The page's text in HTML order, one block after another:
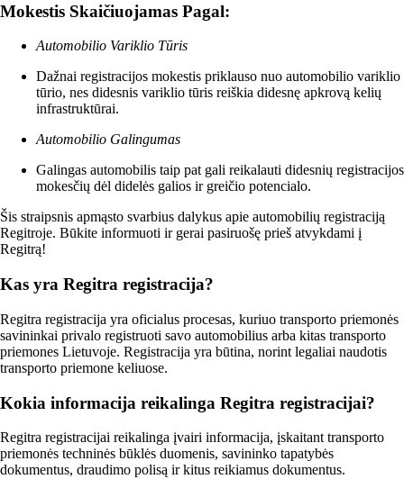
Mokestis Skaičiuojamas Pagal:
Automobilio Variklio Tūris
Dažnai registracijos mokestis priklauso nuo automobilio variklio
tūrio, nes didesnis variklio tūris reiškia didesnę apkrovą kelių
infrastruktūrai.
Automobilio Galingumas
Galingas automobilis taip pat gali reikalauti didesnių registracijos
mokesčių dėl didelės galios ir greičio potencialo.
Šis straipsnis apmąsto svarbius dalykus apie automobilių registraciją
Regitroje. Būkite informuoti ir gerai pasiruošę prieš atvykdami į
Regitrą!
Kas yra Regitra registracija?
Regitra registracija yra oficialus procesas, kuriuo transporto priemonės
savininkai privalo registruoti savo automobilius arba kitas transporto
priemones Lietuvoje. Registracija yra būtina, norint legaliai naudotis
transporto priemone keliuose.
Kokia informacija reikalinga Regitra registracijai?
Regitra registracijai reikalinga įvairi informacija, įskaitant transporto
priemonės techninės būklės duomenis, savininko tapatybės
dokumentus, draudimo polisą ir kitus reikiamus dokumentus.